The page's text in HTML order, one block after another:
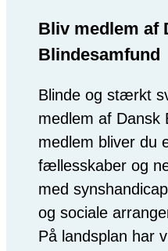
Bliv medlem af
Blindesamfund
Blinde og stærkt
medlem af Dansk
medlem bliver du
fællesskaber og
med
og sociale
På landsplan har